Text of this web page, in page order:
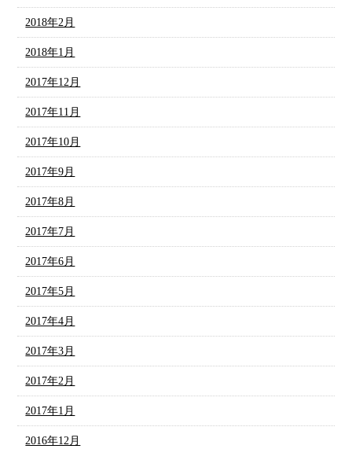
2018年2月
2018年1月
2017年12月
2017年11月
2017年10月
2017年9月
2017年8月
2017年7月
2017年6月
2017年5月
2017年4月
2017年3月
2017年2月
2017年1月
2016年12月